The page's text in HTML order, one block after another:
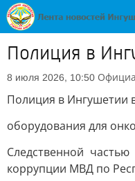
Полиция в
8 июля 2026, 10:50
Полиция в Ингушетии
оборудования для
Следственной
коррупции МВД по